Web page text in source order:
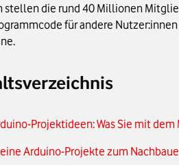
stellen die rund 40 Millionen
für andere
Projektideen: Was Sie mit
Arduino-Projekte zum